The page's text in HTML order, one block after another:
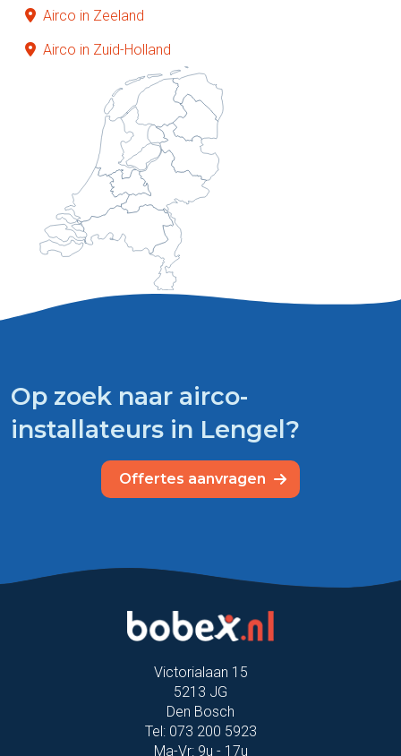
Airco in Zeeland
Airco in Zuid-Holland
Op zoek naar airco-
installateurs in Lengel?
Offertes aanvragen
Victorialaan 15
5213 JG
Den Bosch
Tel: 073 200 5923
Ma-Vr: 9u - 17u